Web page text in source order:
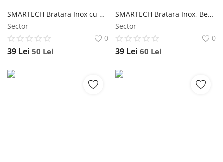
SMARTECH Bratara Inox cu Floricele, Argintiu
Sector
0
39 Lei 50Lei
SMARTECH Bratara Inox, Beach Collection, Argintiu
Sector
0
39 Lei 60Lei